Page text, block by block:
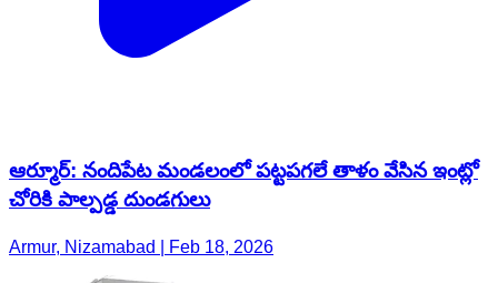
ఆర్మూర్: నందిపేట మండలంలో పట్టపగలే తాళం వేసిన ఇంట్లో
చోరికి పాల్పడ్డ దుండగులు
Armur, Nizamabad | Feb 18, 2026